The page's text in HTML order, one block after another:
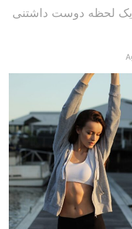
یک لحظه دوست داشتنی